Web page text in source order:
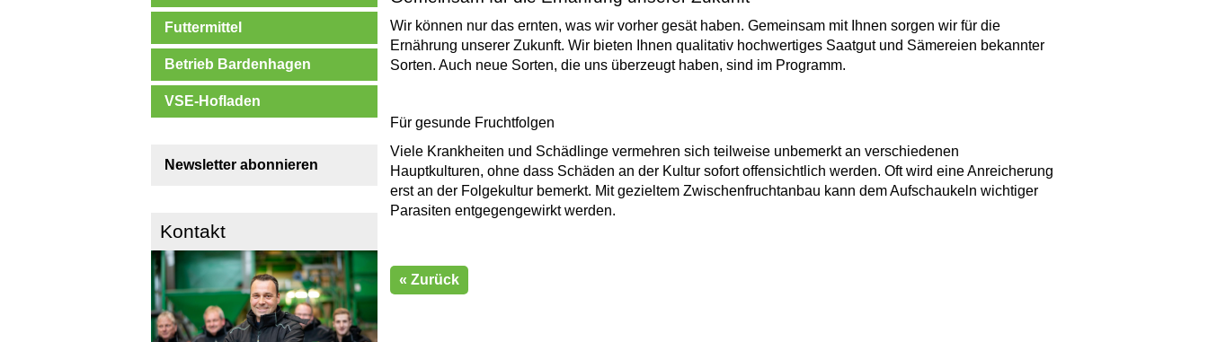
Futtermittel
Betrieb Bardenhagen
VSE-Hofladen
Newsletter abonnieren
Kontakt
Wir können nur das ernten, was wir vorher gesät haben. Gemeinsam mit Ihnen sorgen wir für die
Ernährung unserer Zukunft. Wir bieten Ihnen qualitativ hochwertiges Saatgut und Sämereien bekannter
Sorten. Auch neue Sorten, die uns überzeugt haben, sind im Programm.
Für gesunde Fruchtfolgen
Viele Krankheiten und Schädlinge vermehren sich teilweise unbemerkt an verschiedenen
Hauptkulturen, ohne dass Schäden an der Kultur sofort offensichtlich werden. Oft wird eine Anreicherung
erst an der Folgekultur bemerkt. Mit gezieltem Zwischenfruchtanbau kann dem Aufschaukeln wichtiger
Parasiten entgegengewirkt werden.
« Zurück